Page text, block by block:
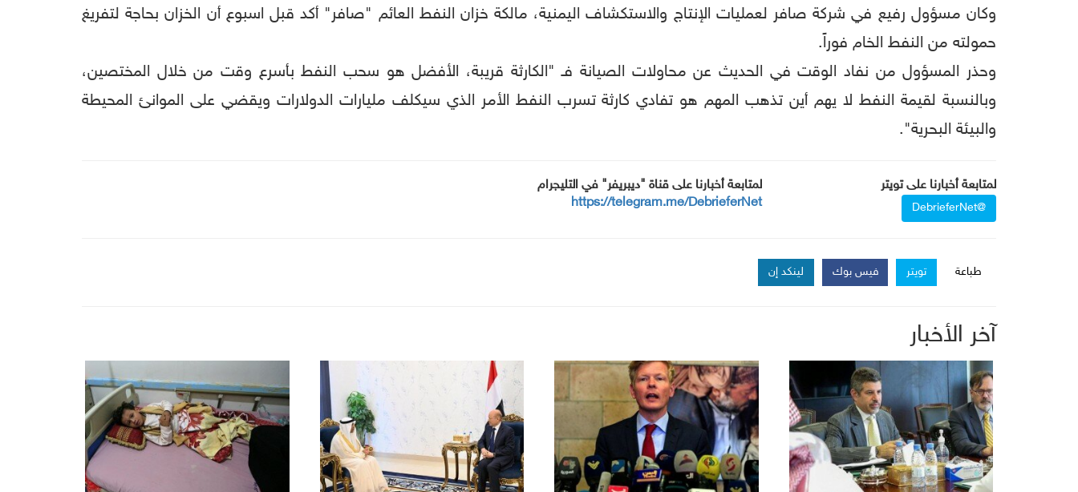
وكان مسؤول رفيع في شركة صافر لعمليات الإنتاج والاستكشاف اليمنية، مالكة خزان النفط العائم "صافر" أكد قبل اسبوع أن الخزان بحاجة لتفريغ
حمولته من النفط الخام فوراً.
وحذر المسؤول من نفاد الوقت في الحديث عن محاولات الصيانة فـ "الكارثة قريبة، الأفضل هو سحب النفط بأسرع وقت من خلال المختصين،
وبالنسبة لقيمة النفط لا يهم أين تذهب المهم هو تفادي كارثة تسرب النفط الأمر الذي سيكلف مليارات الدولارات ويقضي على الموانئ المحيطة
والبيئة البحرية".
لمتابعة أخبارنا على تويتر
@DebrieferNet
لمتابعة أخبارنا على قناة "ديبريفر" في التليجرام
https://telegram.me/DebrieferNet
طباعة تويتر فيس بوك لينكد إن
آخر الأخبار